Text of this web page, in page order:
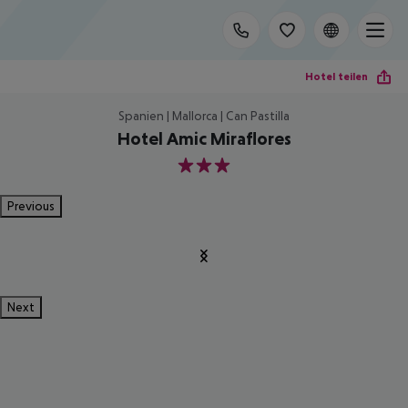
Hotel teilen
Spanien | Mallorca | Can Pastilla
Hotel Amic Miraflores
3
Previous
Next